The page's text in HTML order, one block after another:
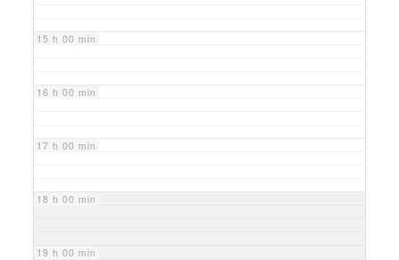
15 h 00 min
16 h 00 min
17 h 00 min
18 h 00 min
19 h 00 min